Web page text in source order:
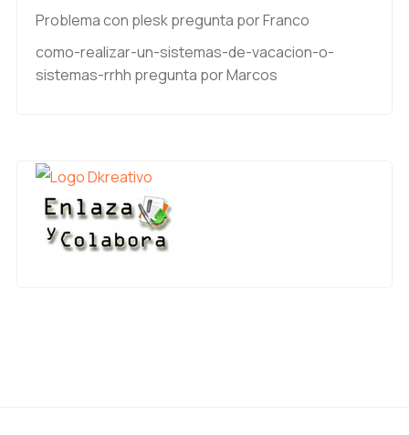
Problema con pleskpregunta por Franco
como-realizar-un-sistemas-de-vacacion-o-
sistemas-rrhh pregunta por Marcos